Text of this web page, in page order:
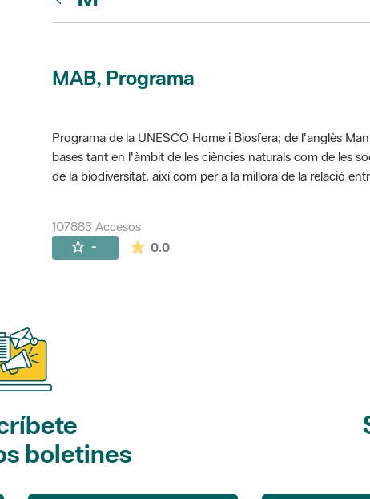
MAB, Programa
Programa de la UNESCO Home i Biosfera; de l'anglès
bases tant en l'àmbit de les ciències naturals com de les
de la biodiversitat, així com per a la millora de la relació
107883 Accesos
- 0.0La valoración media es de 0 estrellas
boletines